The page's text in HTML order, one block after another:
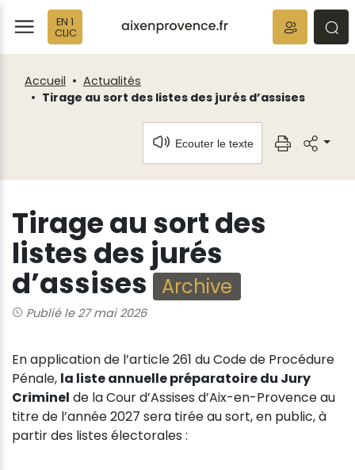
EN 1
CLIC
Accueil
Actualités
Tirage au sort des listes des jurés d’assises
Ecouter le texte
Tirage au sort des
listes des jurés
d’assises Archive
Publié le 27 mai 2026
En application de l’article 261 du Code de Procédure
Pénale, la liste annuelle préparatoire du Jury
Criminel de la Cour d’Assises d’Aix-en-Provence au
titre de l’année 2027 sera tirée au sort, en public, à
partir des listes électorales :
Fenêtre
de
chat
Panneau de gestion des cookies